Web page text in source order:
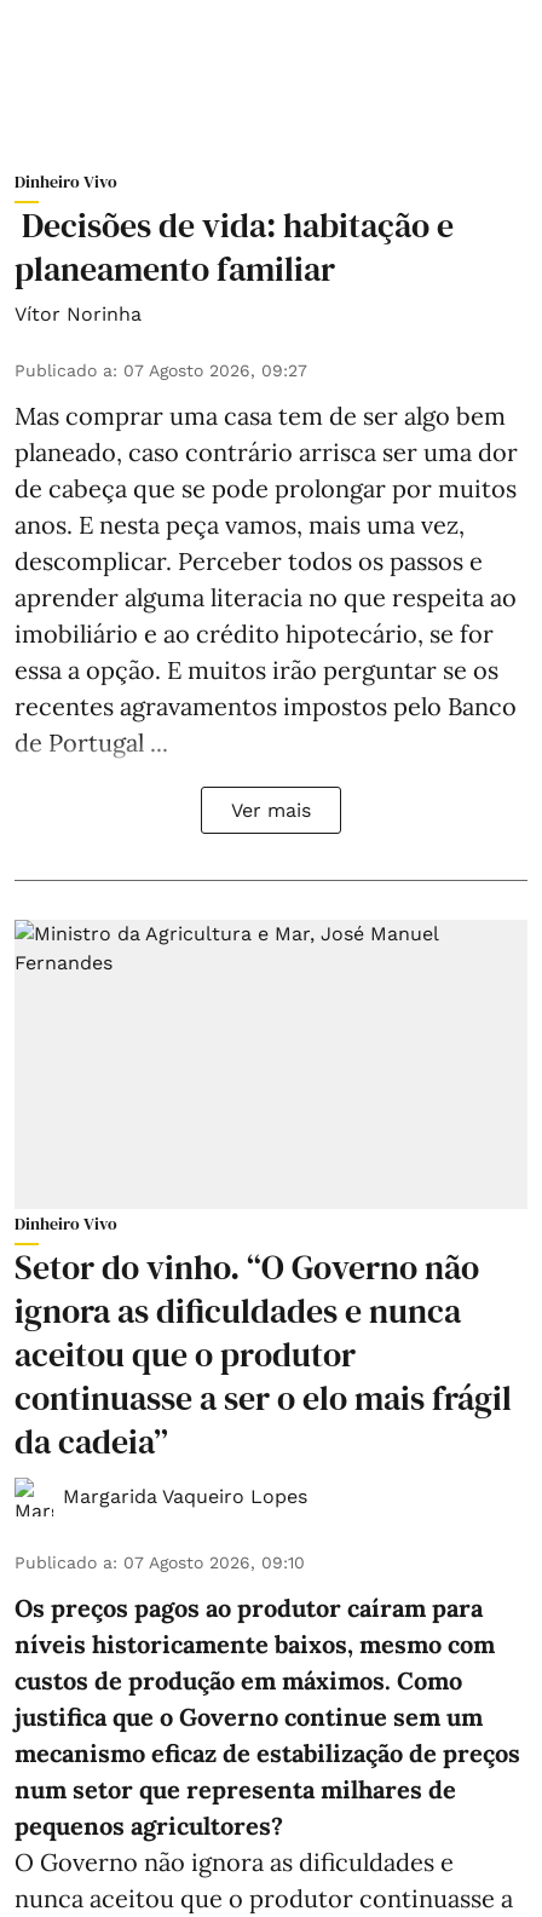
Dinheiro Vivo
Decisões de vida: habitação e
planeamento familiar
Vítor Norinha
Publicado a: 07 Agosto 2026, 09:27
Mas comprar uma casa tem de ser algo bem
planeado, caso contrário arrisca ser uma dor
de cabeça que se pode prolongar por muitos
anos. E nesta peça vamos, mais uma vez,
descomplicar. Perceber todos os passos e
aprender alguma literacia no que respeita ao
imobiliário e ao crédito hipotecário, se for
essa a opção. E muitos irão perguntar se os
recentes agravamentos impostos pelo Banco
de Portugal ...
Ver mais
Dinheiro Vivo
Setor do vinho. “O Governo não
ignora as dificuldades e nunca
aceitou que o produtor
continuasse a ser o elo mais frágil
da cadeia”
Margarida Vaqueiro Lopes
Publicado a: 07 Agosto 2026, 09:10
Os preços pagos ao produtor caíram para
níveis historicamente baixos, mesmo com
custos de produção em máximos. Como
justifica que o Governo continue sem um
mecanismo eficaz de estabilização de preços
num setor que representa milhares de
pequenos agricultores?
O Governo não ignora as dificuldades e
nunca aceitou que o produtor continuasse a